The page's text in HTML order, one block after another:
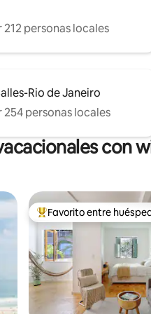
personas locales
Rio de Janeiro
personas locales
con
Favorito entre
Favorito entre